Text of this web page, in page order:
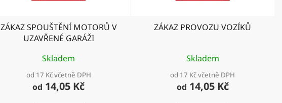
ZÁKAZ SPOUŠTĚNÍ MOTORŮ V
UZAVŘENÉ GARÁŽI
Skladem
od 17 Kč včetně DPH
od 14,05 Kč
ZÁKAZ PROVOZU VOZÍKŮ
Skladem
od 17 Kč včetně DPH
od 14,05 Kč